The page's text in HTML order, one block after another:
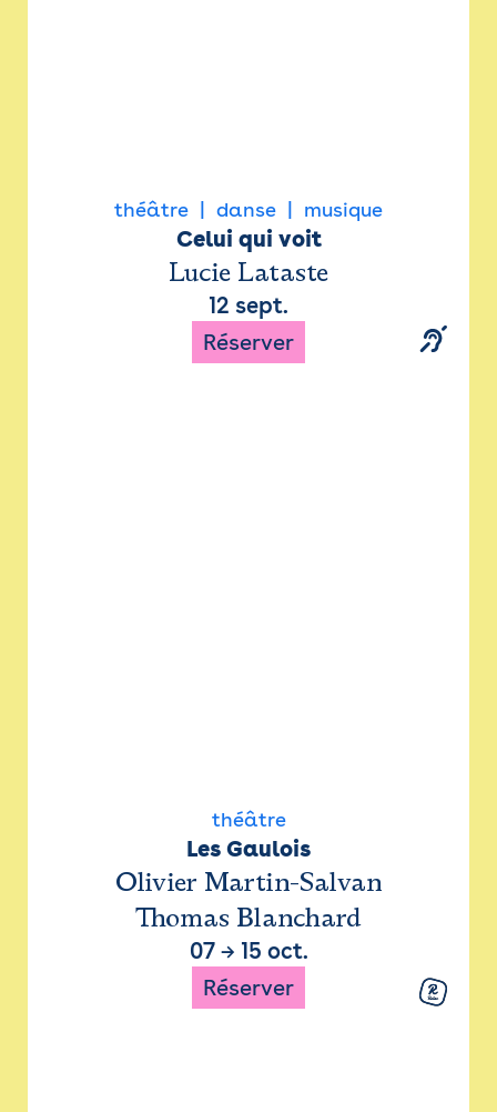
théâtre danse musique
Celui qui voit
Lucie Lataste
12 sept.
Réserver
théâtre
Les Gaulois
Olivier Martin-Salvan
Thomas Blanchard
07→ 15 oct.
Réserver